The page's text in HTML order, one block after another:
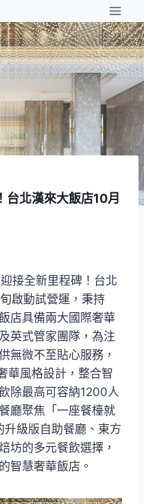
台北漢來大飯店10月
接全新里程碑！台北
啟動試營運，秉持
店具備兩大國際奢華
英式管家團隊，為注
無微不至貼心服務，
華風格設計，整合智
除最高可容納1200人
廳聚焦「一座餐檯就
級版自助餐廳、東方
坊的多元餐飲選擇，
智慧奢華飯店。